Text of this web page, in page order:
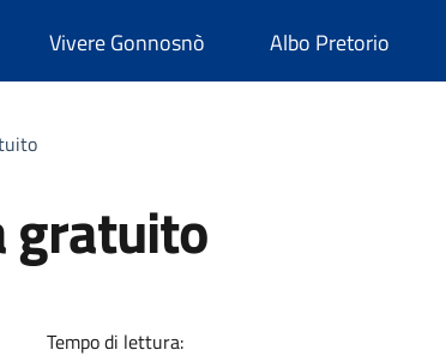
Vivere Gonnosnò Albo Pretorio
gratuito
Tempo di lettura: